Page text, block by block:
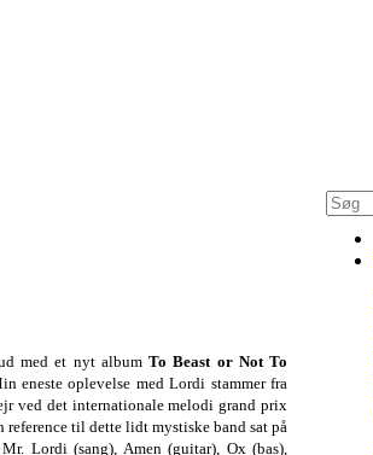
med et nyt album To Beast or Not To
eneste oplevelse med Lordi stammer fra
ved det internationale melodi grand prix
reference til dette lidt mystiske band sat på
Lordi (sang), Amen (guitar), Ox (bas),